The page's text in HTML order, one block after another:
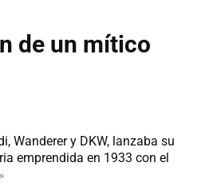
de un mítico
Wanderer y DKW, lanzaba su
emprendida en 1933 con el